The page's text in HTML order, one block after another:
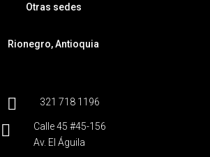
Otras sedes
Rionegro, Antioquia
 321 718 1196

Calle 45 #45-156
Av. El Águila